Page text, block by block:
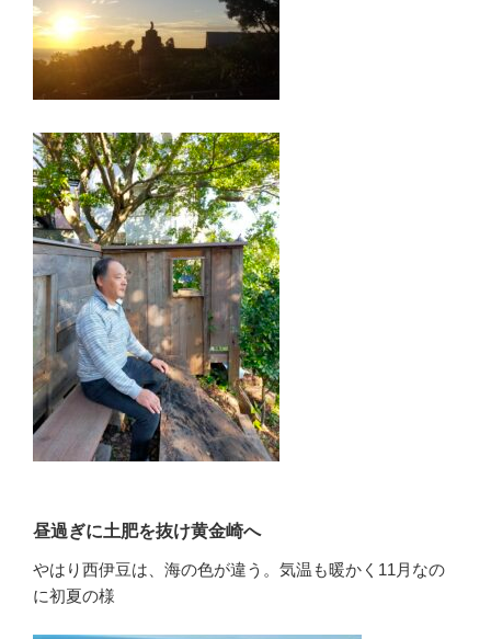
昼過ぎに土肥を抜け黄金崎へ
やはり西伊豆は、海の色が違う。気温も暖かく11月なの
に初夏の様